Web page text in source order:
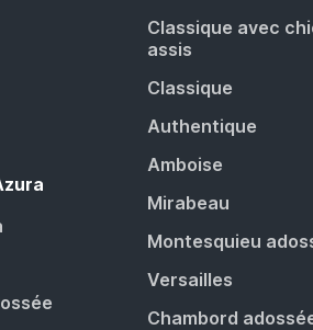
Classique avec
assis
Classique
Authentique
Amboise
Mirabeau
Montesquieu
Versailles
Chambord